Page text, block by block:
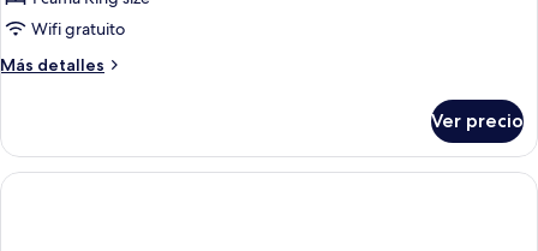
Wifi gratuito
Más detalles
Más
1
cama
King
Ver precio